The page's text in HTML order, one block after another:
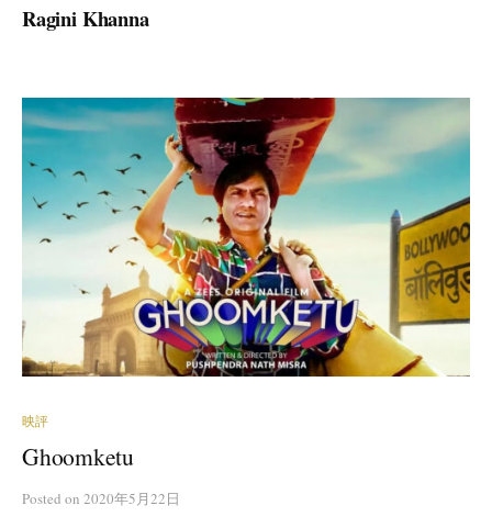
Ragini Khanna
映評
Ghoomketu
Posted on 2020年5月22日